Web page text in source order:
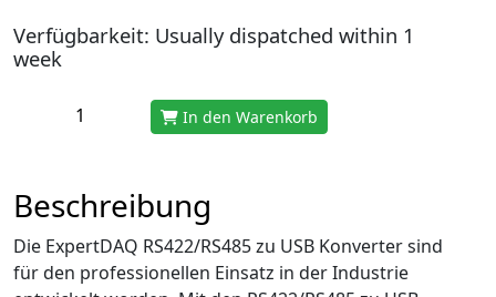
Verfügbarkeit: Usually dispatched within 1
week
In den Warenkorb
Beschreibung
Die ExpertDAQ RS422/RS485 zu USB Konverter sind
für den professionellen Einsatz in der Industrie